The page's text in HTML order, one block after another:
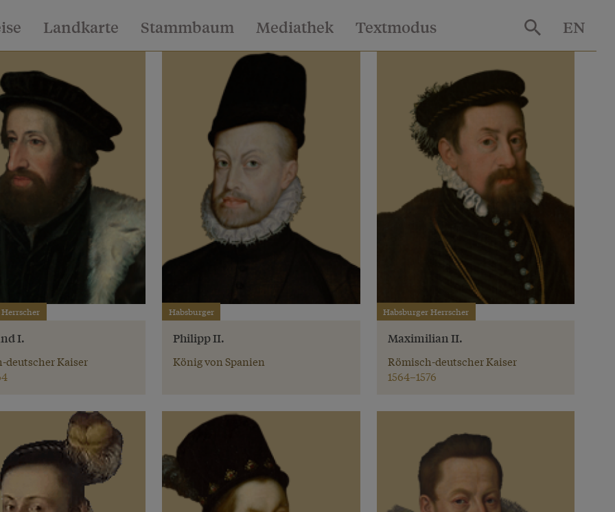
Landkarte Stammbaum Mediathek Textmodus EN
I.
deutscher Kaiser
Habsburger
Philipp II.
König von Spanien
Habsburger Herrscher
Maximilian II.
Römisch-deutscher Kaiser
1564–1576